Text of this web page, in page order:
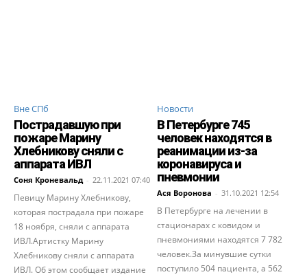
Вне СПб
Пострадавшую при
пожаре Марину
Хлебникову сняли с
аппарата ИВЛ
Соня Кроневальд - 22.11.2021 07:40
Певицу Марину Хлебникову,
которая пострадала при пожаре
18 ноября, сняли с аппарата
ИВЛ.Артистку Марину
Хлебникову сняли с аппарата
ИВЛ. Об этом сообщает издание
Новости
В Петербурге 745
человек находятся в
реанимации из-за
коронавируса и
пневмонии
Ася Воронова - 31.10.2021 12:54
В Петербурге на лечении в
стационарах с ковидом и
пневмониями находятся 7 782
человек.За минувшие сутки
поступило 504 пациента, а 562